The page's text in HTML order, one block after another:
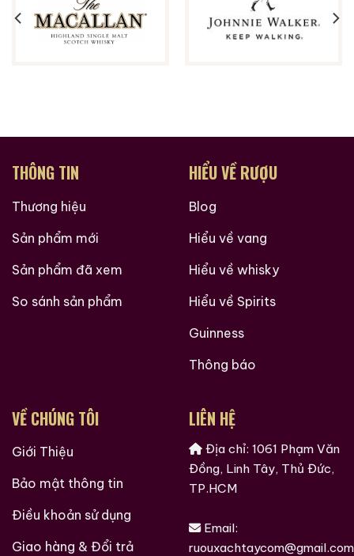
THÔNG TIN
Thương hiệu
Sản phẩm mới
Sản phẩm đã xem
So sánh sản phẩm
HIỂU VỀ RƯỢU
Blog
Hiểu về vang
Hiểu về whisky
Hiểu về Spirits
Guinness
Thông báo
VỀ CHÚNG TÔI
Giới Thiệu
Bảo mật thông tin
Điều khoản sử dụng
Giao hàng & Đổi trả
LIÊN HỆ
Địa chỉ: 1061 Phạm Văn
Đồng, Linh Tây, Thủ Đức,
TP.HCM
Email:
ruouxachtaycom@gmail.com